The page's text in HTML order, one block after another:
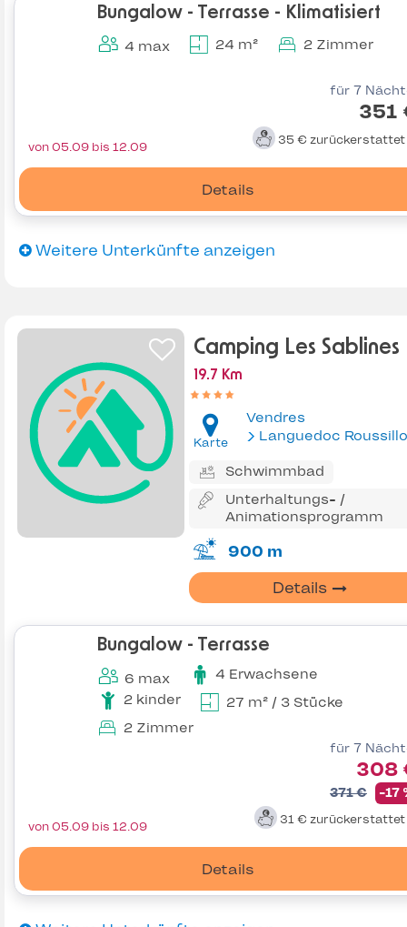
Bungalow - Terrasse - Klimatisiert
4 max 24 m² 2 Zimmer
für 7
351
35 € zurückerstattet
Details
von 05.09 bis 12.09
Weitere Unterkünfte anzeigen
Camping Les Sablines
19.7 Km
Karte
Vendres
Languedoc
Schwimmbad
Unterhaltungs- /
Animationsprogramm
900 m
Details
Bungalow - Terrasse
6 max
4 Erwachsene
2 kinder
27 m² / 3 Stücke
2 Zimmer
für 7
308
371 € -17
31 € zurückerstattet
Details
von 05.09 bis 12.09